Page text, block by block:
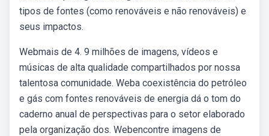
tipos de fontes (como renováveis e não renováveis) e
seus impactos.
Webmais de 4. 9 milhões de imagens, vídeos e
músicas de alta qualidade compartilhados por nossa
talentosa comunidade. Weba coexistência do petróleo
e gás com fontes renováveis de energia dá o tom do
caderno anual de perspectivas para o setor elaborado
pela organização dos. Webencontre imagens de